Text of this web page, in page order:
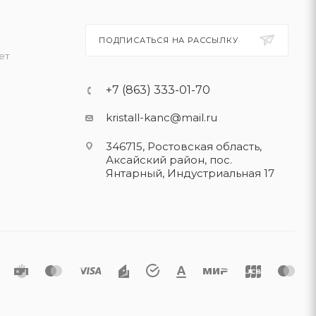
ПОДПИСАТЬСЯ НА РАССЫЛКУ
+7 (863) 333-01-70
kristall-kanc@mail.ru
346715, Ростовская область​,
Аксайский район, пос.
Янтарный, Индустриальная 17